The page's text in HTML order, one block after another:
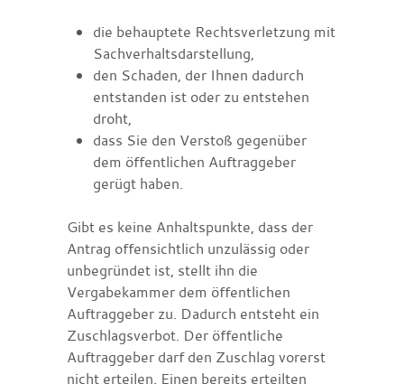
die behauptete Rechtsverletzung mit
Sachverhaltsdarstellung,
den Schaden, der Ihnen dadurch
entstanden ist oder zu entstehen
droht,
dass Sie den Verstoß gegenüber
dem öffentlichen Auftraggeber
gerügt haben.
Gibt es keine Anhaltspunkte, dass der
Antrag offensichtlich unzulässig oder
unbegründet ist, stellt ihn die
Vergabekammer dem öffentlichen
Auftraggeber zu. Dadurch entsteht ein
Zuschlagsverbot. Der öffentliche
Auftraggeber darf den Zuschlag vorerst
nicht erteilen. Einen bereits erteilten